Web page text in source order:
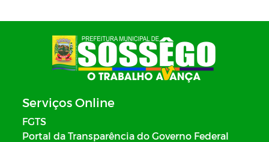
Serviços Online
FGTS
Portal da Transparência do Governo Federal